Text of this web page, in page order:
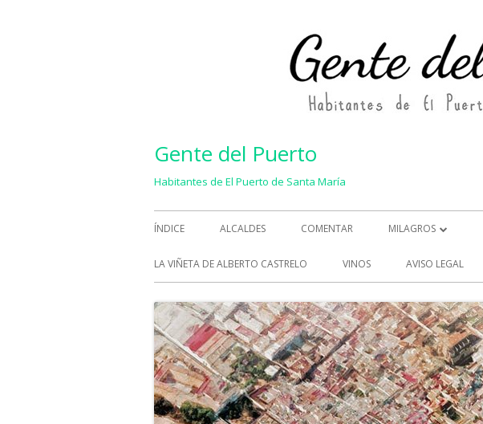
Gente del Puerto
Habitantes de El Puerto de Santa María
Menú
principal
ÍNDICE ALCALDES COMENTAR MILAGROS
MILAGROS (2)
LA VIÑETA DE ALBERTO CASTRELO VINOS AVISO LEGAL